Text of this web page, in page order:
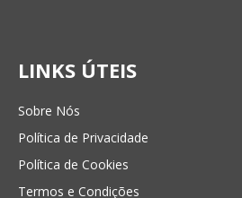
LINKS ÚTEIS
Sobre Nós
Política de Privacidade
Política de Cookies
Termos e Condições